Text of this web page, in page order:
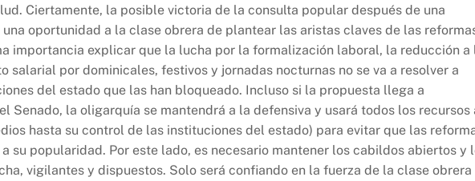
Ciertamente, la posible victoria de la consulta popular después de una
oportunidad a la clase obrera de plantear las aristas claves de las
importancia explicar que la lucha por la formalización laboral, la reducción a
salarial por dominicales, festivos y jornadas nocturnas no se va a resolver a
del estado que las han bloqueado. Incluso si la propuesta llega a
Senado, la oligarquía se mantendrá a la defensiva y usará todos los recursos
hasta su control de las instituciones del estado) para evitar que las
su popularidad. Por este lado, es necesario mantener los cabildos abiertos y
vigilantes y dispuestos. Solo será confiando en la fuerza de la clase obrera